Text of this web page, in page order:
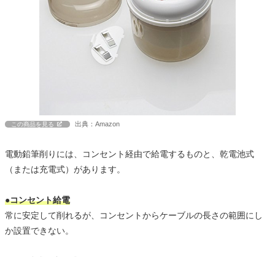
この商品を見る 出典：Amazon
電動鉛筆削りには、コンセント経由で給電するものと、乾電池式
（または充電式）があります。
●コンセント給電
常に安定して削れるが、コンセントからケーブルの長さの範囲にし
か設置できない。